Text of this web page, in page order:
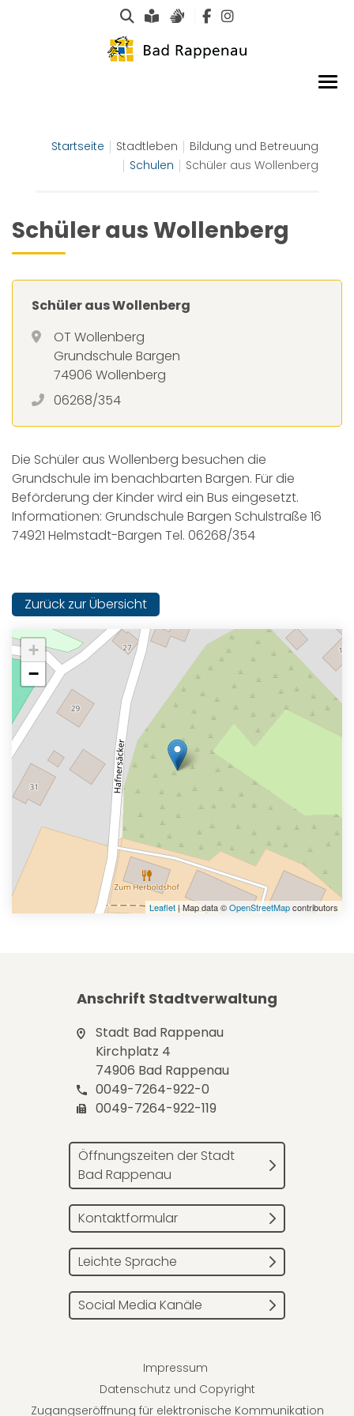
Suche
Leichte Sprache
Gebärdensprachen
Startseite Stadtleben
Bildung und Betreuung
Schulen
Schüler aus Wollenberg
Schüler aus Wollenberg
Schüler aus Wollenberg
OT Wollenberg
Grundschule Bargen
74906 Wollenberg
06268/354
Die Schüler aus Wollenberg besuchen die
Grundschule im benachbarten Bargen. Für die
Beförderung der Kinder wird ein Bus eingesetzt.
Informationen: Grundschule Bargen Schulstraße 16
74921 Helmstadt-Bargen Tel. 06268/354
Zurück zur Übersicht
+
−
Leaflet| Map data ©OpenStreetMapcontributors
Anschrift Stadtverwaltung
Stadt Bad Rappenau
Kirchplatz 4
74906 Bad Rappenau
0049-7264-922-0
0049-7264-922-119
Öffnungszeiten der Stadt
Bad Rappenau
Kontaktformular
Leichte Sprache
Social Media Kanäle
Impressum
Datenschutz und Copyright
Zugangseröffnung für elektronische Kommunikation